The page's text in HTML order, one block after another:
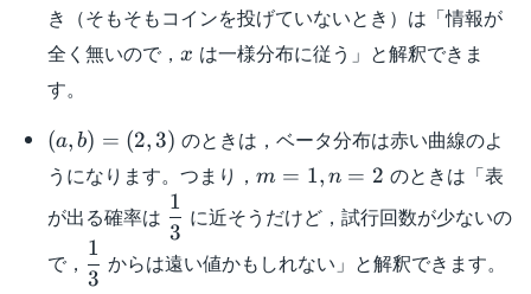
き（そもそもコインを投げていないとき）は「情報が
全く無いので， x
x は一様分布に従う」と解釈できま
す。
(a,b)=
(2,3)
(a, b) = (2,3) のときは，ベータ分布は赤い曲線のよ
うになります。つまり， m=1,n=2
m = 1, n = 2 のときは「表
が出る確率は \dfrac{1}
{3}
3
1
に近そうだけど，試行回数が少ないの
で， \dfrac{1}
{3}
3
1
からは遠い値かもしれない」と解釈できます。